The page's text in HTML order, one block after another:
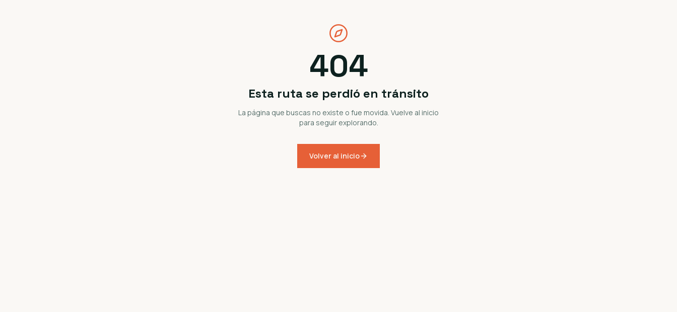
404
Esta ruta se perdió en tránsito
La página que buscas no existe o fue movida. Vuelve al inicio
para seguir explorando.
Volver al inicio